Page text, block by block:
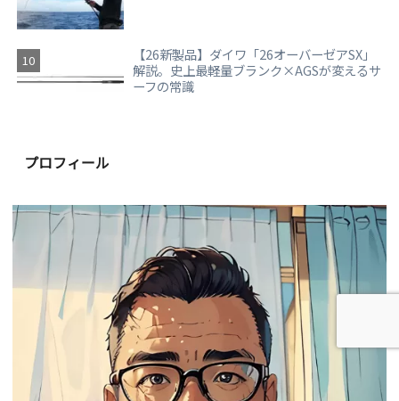
【26新製品】ダイワ「26オーバーゼアSX」
解説。史上最軽量ブランク×AGSが変えるサ
ーフの常識
プロフィール